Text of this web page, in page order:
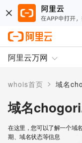
阿里云万网
whois首页 > 域名
域名
在这里，您可以了解一个域
期、域名状态等信息